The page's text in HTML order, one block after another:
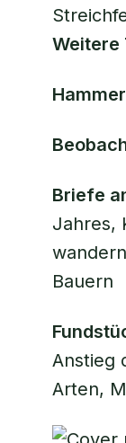
Weitere
Briefe
Jahres,
Bauern
Anstieg
Arten,